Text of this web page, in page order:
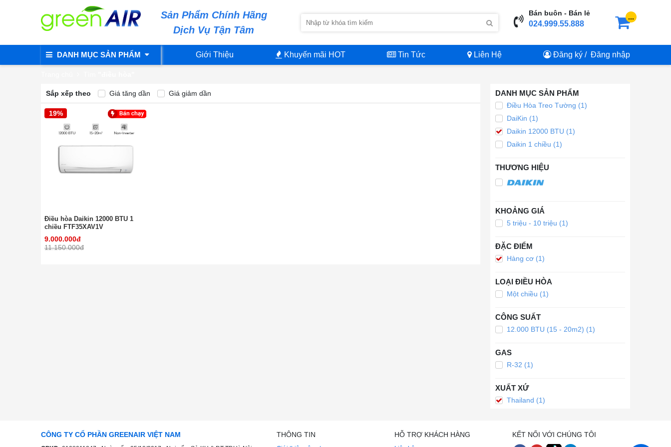
Sản Phẩm Chính Hãng
Dịch Vụ Tận Tâm
Bán buôn - Bán lẻ
024.999.55.888
...
DANH MỤC SẢN PHẨM Giới Thiệu Khuyến mãi HOT Tin Tức Liên Hệ Đăng ký / Đăng nhập
Sắp xếp theo Giá tăng dần Giá giảm dần
19%
Điều hòa Daikin 12000 BTU 1
chiều FTF35XAV1V
9.000.000đ
11.150.000đ
DANH MỤC SẢN PHẨM
Điều Hòa Treo Tường (1)
DaiKin (1)
Daikin 12000 BTU (1)
Daikin 1 chiều (1)
THƯƠNG HIỆU
KHOẢNG GIÁ
5 triệu - 10 triệu (1)
ĐẶC ĐIỂM
Hàng cơ (1)
LOẠI ĐIỀU HÒA
Một chiều (1)
CÔNG SUẤT
12.000 BTU (15 - 20m2) (1)
GAS
R-32 (1)
XUẤT XỨ
Thailand (1)
CÔNG TY CỔ PHẦN GREENAIR VIỆT NAM THÔNG TIN HỖ TRỢ KHÁCH HÀNG KẾT NỐI VỚI CHÚNG TÔI